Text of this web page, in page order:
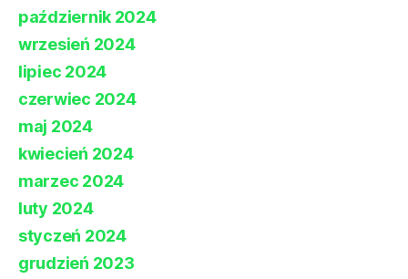
październik 2024
wrzesień 2024
lipiec 2024
czerwiec 2024
maj 2024
kwiecień 2024
marzec 2024
luty 2024
styczeń 2024
grudzień 2023